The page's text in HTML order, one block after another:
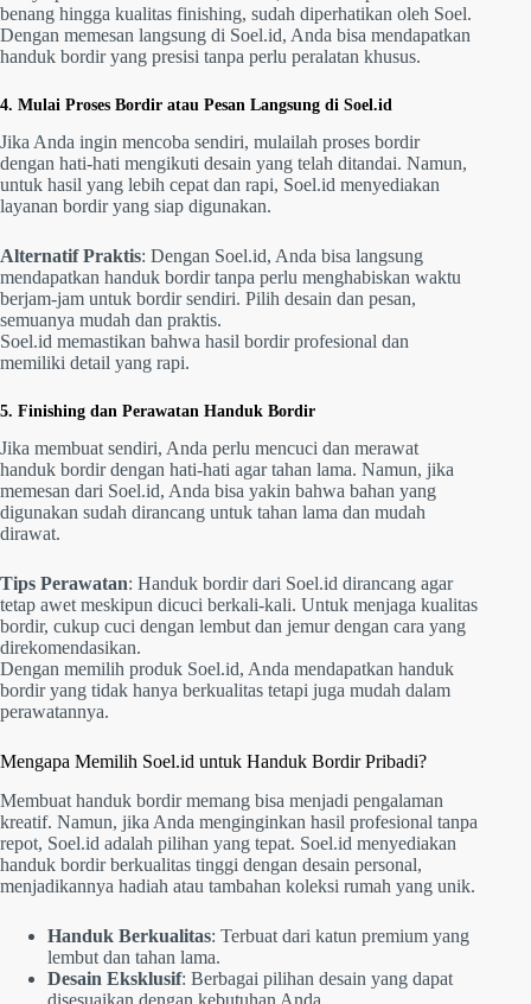
benang hingga kualitas finishing, sudah diperhatikan oleh Soel.
Dengan memesan langsung di Soel.id, Anda bisa mendapatkan
handuk bordir yang presisi tanpa perlu peralatan khusus.
4. Mulai Proses Bordir atau Pesan Langsung di Soel.id
Jika Anda ingin mencoba sendiri, mulailah proses bordir
dengan hati-hati mengikuti desain yang telah ditandai. Namun,
untuk hasil yang lebih cepat dan rapi, Soel.id menyediakan
layanan bordir yang siap digunakan.
Alternatif Praktis: Dengan Soel.id, Anda bisa langsung
mendapatkan handuk bordir tanpa perlu menghabiskan waktu
berjam-jam untuk bordir sendiri. Pilih desain dan pesan,
semuanya mudah dan praktis.
Soel.id memastikan bahwa hasil bordir profesional dan
memiliki detail yang rapi.
5. Finishing dan Perawatan Handuk Bordir
Jika membuat sendiri, Anda perlu mencuci dan merawat
handuk bordir dengan hati-hati agar tahan lama. Namun, jika
memesan dari Soel.id, Anda bisa yakin bahwa bahan yang
digunakan sudah dirancang untuk tahan lama dan mudah
dirawat.
Tips Perawatan: Handuk bordir dari Soel.id dirancang agar
tetap awet meskipun dicuci berkali-kali. Untuk menjaga kualitas
bordir, cukup cuci dengan lembut dan jemur dengan cara yang
direkomendasikan.
Dengan memilih produk Soel.id, Anda mendapatkan handuk
bordir yang tidak hanya berkualitas tetapi juga mudah dalam
perawatannya.
Mengapa Memilih Soel.id untuk Handuk Bordir Pribadi?
Membuat handuk bordir memang bisa menjadi pengalaman
kreatif. Namun, jika Anda menginginkan hasil profesional tanpa
repot, Soel.id adalah pilihan yang tepat. Soel.id menyediakan
handuk bordir berkualitas tinggi dengan desain personal,
menjadikannya hadiah atau tambahan koleksi rumah yang unik.
Handuk Berkualitas: Terbuat dari katun premium yang
lembut dan tahan lama.
Desain Eksklusif: Berbagai pilihan desain yang dapat
disesuaikan dengan kebutuhan Anda.